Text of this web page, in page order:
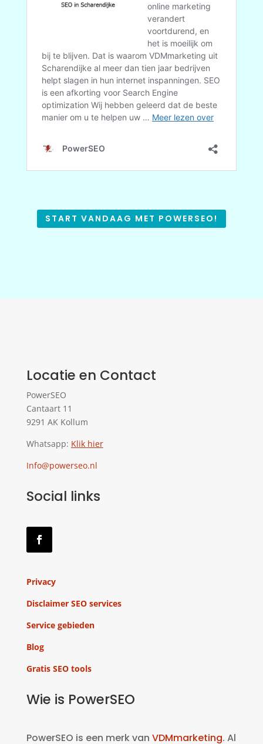
START VANDAAG MET POWERSEO!
Locatie en Contact
PowerSEO
Cantaart 11
9291 AK Kollum
Whatsapp: Klik hier
Info@powerseo.nl
Social links
Privacy
Disclaimer SEO services
Service gebieden
Blog
Gratis SEO tools
Wie is PowerSEO
PowerSEO is een merk van VDMmarketing. Al